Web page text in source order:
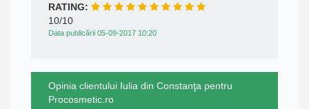
RATING:
10/10
Data publicării 05-09-2017 10:20
Opinia clientului Iulia din Constanţa pentru
Procosmetic.ro